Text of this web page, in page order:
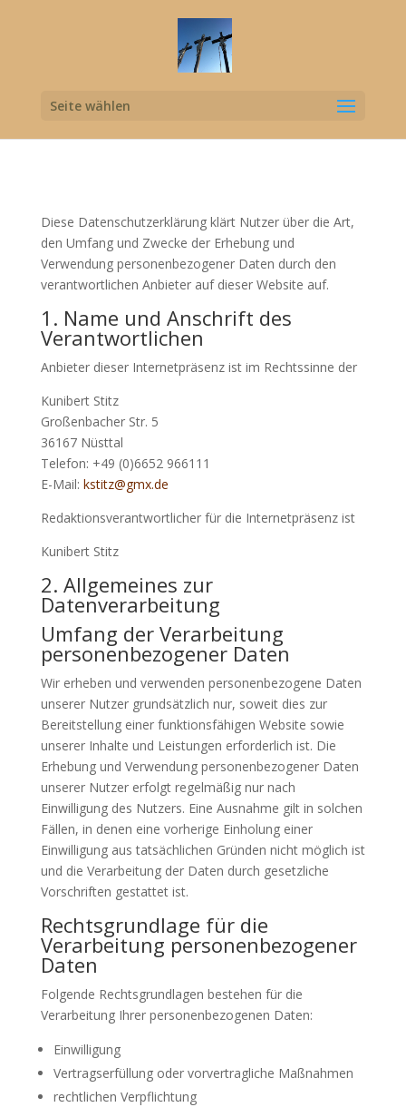
Seite wählen
Diese Datenschutzerklärung klärt Nutzer über die Art,
den Umfang und Zwecke der Erhebung und
Verwendung personenbezogener Daten durch den
verantwortlichen Anbieter auf dieser Website auf.
1. Name und Anschrift des
Verantwortlichen
Anbieter dieser Internetpräsenz ist im Rechtssinne der
Kunibert Stitz
Großenbacher Str. 5
36167 Nüsttal
Telefon: +49 (0)6652 966111
E-Mail: kstitz@gmx.de
Redaktionsverantwortlicher für die Internetpräsenz ist
Kunibert Stitz
2. Allgemeines zur
Datenverarbeitung
Umfang der Verarbeitung
personenbezogener Daten
Wir erheben und verwenden personenbezogene Daten
unserer Nutzer grundsätzlich nur, soweit dies zur
Bereitstellung einer funktionsfähigen Website sowie
unserer Inhalte und Leistungen erforderlich ist. Die
Erhebung und Verwendung personenbezogener Daten
unserer Nutzer erfolgt regelmäßig nur nach
Einwilligung des Nutzers. Eine Ausnahme gilt in solchen
Fällen, in denen eine vorherige Einholung einer
Einwilligung aus tatsächlichen Gründen nicht möglich ist
und die Verarbeitung der Daten durch gesetzliche
Vorschriften gestattet ist.
Rechtsgrundlage für die
Verarbeitung personenbezogener
Daten
Folgende Rechtsgrundlagen bestehen für die
Verarbeitung Ihrer personenbezogenen Daten:
Einwilligung
Vertragserfüllung oder vorvertragliche Maßnahmen
rechtlichen Verpflichtung